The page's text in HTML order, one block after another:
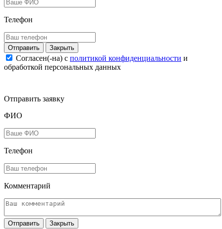
Телефон
Закрыть
Согласен(-на) c политикой конфиденциальности и
обработкой персональных данных
Отправить заявку
ФИО
Телефон
Комментарий
Закрыть